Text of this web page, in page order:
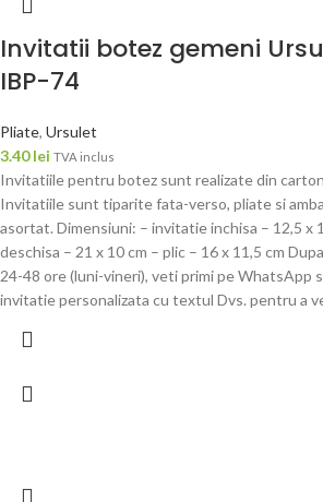
Invitatii botez gemeni
IBP-74
Pliate, Ursulet
3.40lei TVA inclus
Invitatiile pentru botez sunt realizate din
Invitatiile sunt tiparite fata-verso, pliate si
asortat. Dimensiuni: – invitatie inchisa – 12,5 x
deschisa – 21 x 10 cm – plic – 16 x 11,5 cm
24-48 ore (luni-vineri), veti primi pe WhatsApp
invitatie personalizata cu textul Dvs. pentru a